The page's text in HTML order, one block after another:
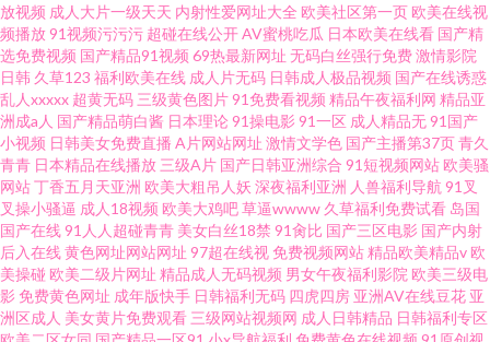
放视频 成人大片一级天天 内射性爱网址大全 欧美社区第一页 欧美在线视
频播放91视频污污污 超碰在线公开AV蜜桃吃瓜 日本欧美在线看 国产精
选免费视频 国产精品91视频 69热最新网址 无码白丝强行免费激情影院
日韩 久草123 福利欧美在线 成人片无码 日韩成人极品视频 国产在线诱惑
乱人xxxxx 超黄无码 三级黄色图片91免费看视频 精品午夜福利网 精品亚
洲成a人 国产精品萌白酱 日本理论91操电影 91一区 成人精品无91国产
小视频 日韩美女免费直播 A片网站网址 激情文学色 国产主播第37页青久
青青 日本精品在线播放 三级A片 国产日韩亚洲综合 91短视频网站 欧美骚
网站丁香五月天亚洲 欧美大粗吊人妖 深夜福利亚洲 人兽福利导航 91叉
叉操小骚逼 成人18视频 欧美大鸡吧草逼wwww 久草福利免费试看 岛国
国产在线91人人超碰青青 美女白丝18禁 91肏比 国产三区电影 国产内射
后入在线黄色网址网站网址 97超在线视 免费视频网站精品欧美精品v 欧
美操碰 欧美二级片网址 精品成人无码视频 男女午夜福利影院 欧美三级电
影 免费黄色网址 成年版快手 日韩福利无码 四虎四房 亚洲AV在线豆花 亚
洲区成人 美女黄片免费观看 三级网站视频网 成人日韩精品 日韩福利专区